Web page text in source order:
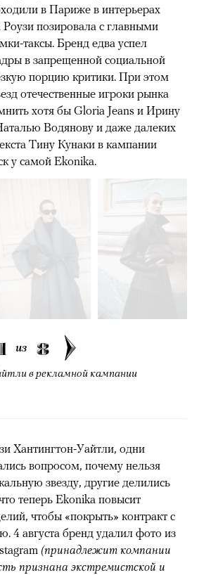
в Париже в интерьерах
позировала с главными
таксы. Бренд едва успел
в запрещенной социальной
порцию критики. При этом
отечественные игроки рынка
хотя бы Gloria Jeans и Ирину
Водянову и даже далеких
Тину Кунаки в кампании
у самой Ekonika.
из 8
в рекламной кампании
Хантингтон-Уайтли, одни
вопросом, почему нельзя
звезду, другие делились
теперь Ekonika повысит
чтобы «покрыть» контракт с
4 августа бренд удалил фото из
(принадлежит компании
признана экстремистской и